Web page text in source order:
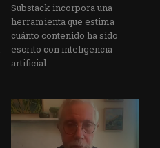
Substack incorpora una
herramienta que estima
cuánto contenido ha sido
escrito con inteligencia
artificial